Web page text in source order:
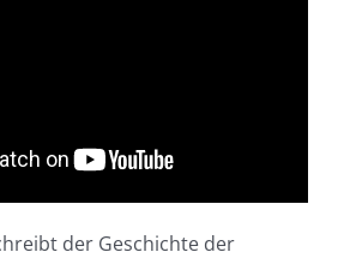
der Geschichte der